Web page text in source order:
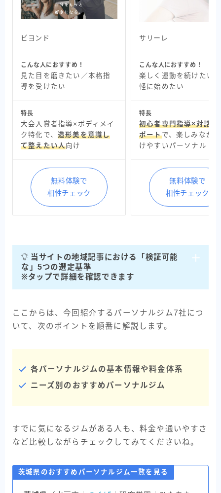
ビヨンド
こんな人におすすめ！
見た目を磨きたい／本格指
導を受けたい
特長
大会入賞者指導×ボディメイ
ク特化で、 造形美を意識し
て整えたい人向け
無料体験で
相性チェック
サリーレ
こんな人におすすめ！
楽しく運動を続けたい
軽に始めたい
特長
初心者専門指導×対話重
ポートで、楽しみなが
けやすいパーソナル
無料体験で
相性チェック
当サイトの地域記事における「検証可能
な」5つの選定基準
※タップで詳細を確認できます
ここからは、今回紹介するパーソナルジム7社につ
いて、次のポイントを順番に解説します。
各パーソナルジムの基本情報や料金体系
ニーズ別のおすすめパーソナルジム
すでに気になるジムがある人も、料金や通いやすさ
など比較しながらチェックしてみてくださいね。
茨城県のおすすめパーソナルジム一覧を見る